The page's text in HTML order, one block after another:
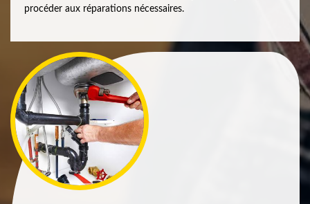
procéder aux réparations nécessaires.